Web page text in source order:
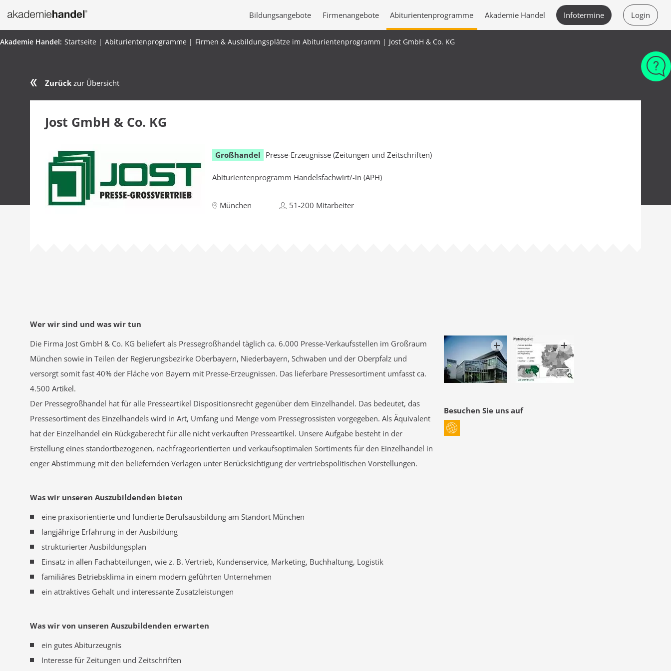
Bildungsangebote Firmenangebote Abiturientenprogramme Akademie Handel Infotermine Login
Startseite Abiturientenprogramme Firmen & Ausbildungsplätze im Abiturientenprogramm Jost GmbH & Co. KG
Zurück zur Übersicht
Jost GmbH & Co. KG
Großhandel Presse-Erzeugnisse (Zeitungen und Zeitschriften)
Abiturientenprogramm Handelsfachwirt/-in (APH)
München 51-200 Mitarbeiter
Wer wir sind und was wir tun
Die Firma Jost GmbH & Co. KG beliefert als Pressegroßhandel täglich ca. 6.000 Presse-Verkaufsstellen im Großraum
München sowie in Teilen der Regierungsbezirke Oberbayern, Niederbayern, Schwaben und der Oberpfalz und
versorgt somit fast 40% der Fläche von Bayern mit Presse-Erzeugnissen. Das lieferbare Pressesortiment umfasst ca.
4.500 Artikel.
Der Pressegroßhandel hat für alle Presseartikel Dispositionsrecht gegenüber dem Einzelhandel. Das bedeutet, das
Pressesortiment des Einzelhandels wird in Art, Umfang und Menge vom Pressegrossisten vorgegeben. Als Äquivalent
hat der Einzelhandel ein Rückgaberecht für alle nicht verkauften Presseartikel. Unsere Aufgabe besteht in der
Erstellung eines standortbezogenen, nachfrageorientierten und verkaufsoptimalen Sortiments für den Einzelhandel in
enger Abstimmung mit den beliefernden Verlagen unter Berücksichtigung der vertriebspolitischen Vorstellungen.
Was wir unseren Auszubildenden bieten
eine praxisorientierte und fundierte Berufsausbildung am Standort München
langjährige Erfahrung in der Ausbildung
strukturierter Ausbildungsplan
Einsatz in allen Fachabteilungen, wie z. B. Vertrieb, Kundenservice, Marketing, Buchhaltung, Logistik
familiäres Betriebsklima in einem modern geführten Unternehmen
ein attraktives Gehalt und interessante Zusatzleistungen
Was wir von unseren Auszubildenden erwarten
ein gutes Abiturzeugnis
Interesse für Zeitungen und Zeitschriften
Besuchen Sie uns auf